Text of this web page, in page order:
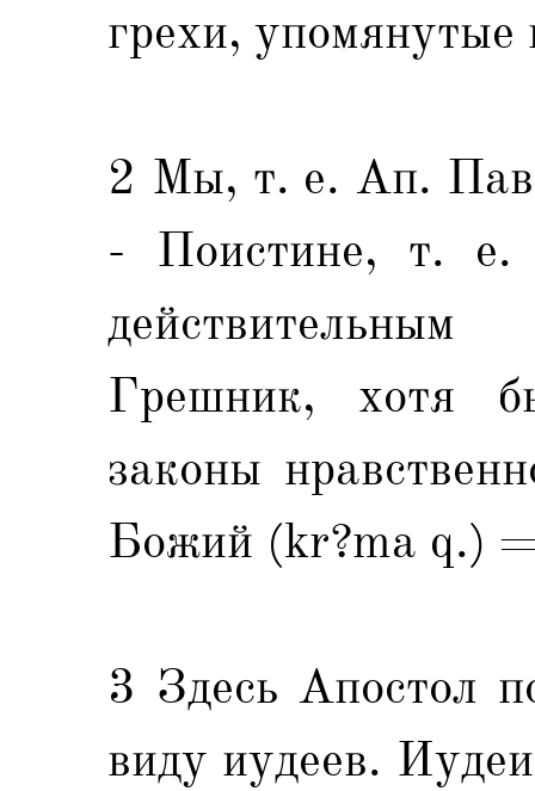
грехи,
2 Мы, т. е. Ап.
- Поистине, т. е.
Грешник, хотя
законы
Божий (kr?ma q.)
3 Здесь Апостол
виду иудеев.